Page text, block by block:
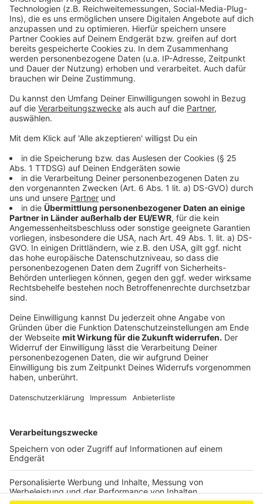
Anzeige
Wer Hinweise zu den Tätern oder der Tat geben kann,
wird gebeten, sich beim Kriminalkommissariat 14 zu
melden:
Telefon: 0221 229-0
E-Mail:poststelle.koeln@polizei.nrw.de
Jede Information könnte entscheidend sein, um die
Täter zu fassen.
Anzeige
Mehr Meldungen aus Leverkusen
Anzeige
Keine Unterkunft für Geflüchtete: Das St. Josef bleibt
leer
Finanzielle Herausforderungen für Leverkusen in 2026
Brennender E-Rollstuhl sorgt für großen
Anzeige
Anzeige